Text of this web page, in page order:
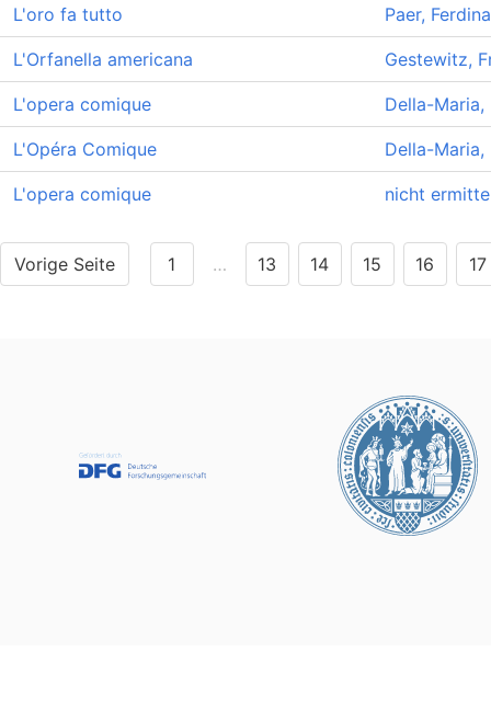
L'oro fa tutto Paer,
L'Orfanella americana Gestewitz,
L'opera comique Della-Maria,
L'Opéra Comique Della-Maria,
L'opera comique nicht
Vorige Seite 1 … 13 14 15 16 17